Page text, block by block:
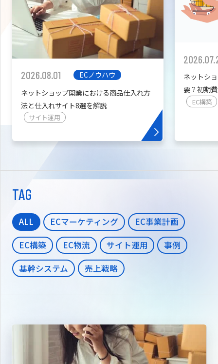
拡張プラグイン一覧
カスタマイズ開発
2026.08.01
ECノウハウ
ネットショップ開業における商品仕入れ方
法と仕入れサイト8選を解説
サイト運用
ネットシ
要？初期
を紹介
EC構築
TAG
ALL ECマーケティング
EC事業計画
EC構築
EC物流 サイト運用
事例
基幹システム
売上戦略